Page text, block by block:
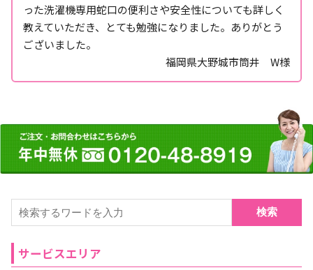
った洗濯機専用蛇口の便利さや安全性についても詳しく
教えていただき、とても勉強になりました。ありがとう
ございました。
福岡県大野城市筒井 W様
検索
サービスエリア